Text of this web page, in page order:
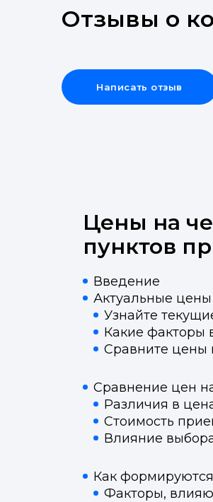
Отзывы о
Написать отзыв
Цены на
пунктов
Введение
Актуальные
Узнайте
Какие факторы
Сравните цены
Сравнение цен
Различия в
Стоимость
Влияние
Как
Факторы,